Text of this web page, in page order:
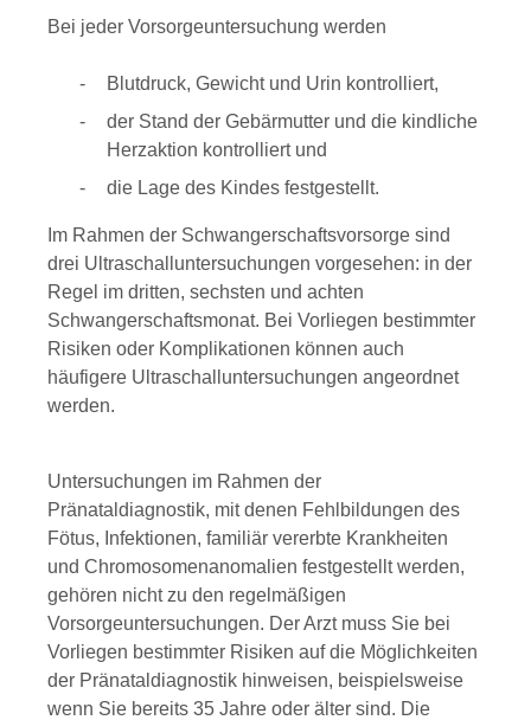
Bei jeder Vorsorgeuntersuchung werden
Blutdruck, Gewicht und Urin kontrolliert,
der Stand der Gebärmutter und die kindliche
Herzaktion kontrolliert und
die Lage des Kindes festgestellt.
Im Rahmen der Schwangerschaftsvorsorge sind
drei Ultraschalluntersuchungen vorgesehen: in der
Regel im dritten, sechsten und achten
Schwangerschaftsmonat. Bei Vorliegen bestimmter
Risiken oder Komplikationen können auch
häufigere Ultraschalluntersuchungen angeordnet
werden.
Untersuchungen im Rahmen der
Pränataldiagnostik, mit denen Fehlbildungen des
Fötus, Infektionen, familiär vererbte Krankheiten
und Chromosomenanomalien festgestellt werden,
gehören nicht zu den regelmäßigen
Vorsorgeuntersuchungen. Der Arzt muss Sie bei
Vorliegen bestimmter Risiken auf die Möglichkeiten
der Pränataldiagnostik hinweisen, beispielsweise
wenn Sie bereits 35 Jahre oder älter sind. Die